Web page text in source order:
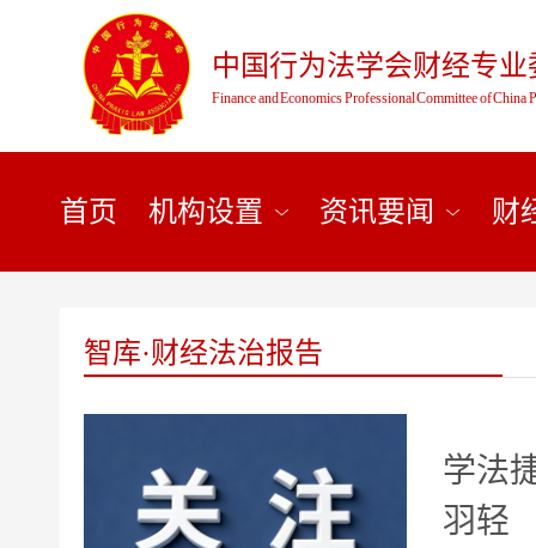
中国行为法学会财经专业
Finance and Economics Professional Committee of China
首页 机构设置 资讯要闻 财
智库·财经法治报告
学法
羽轻